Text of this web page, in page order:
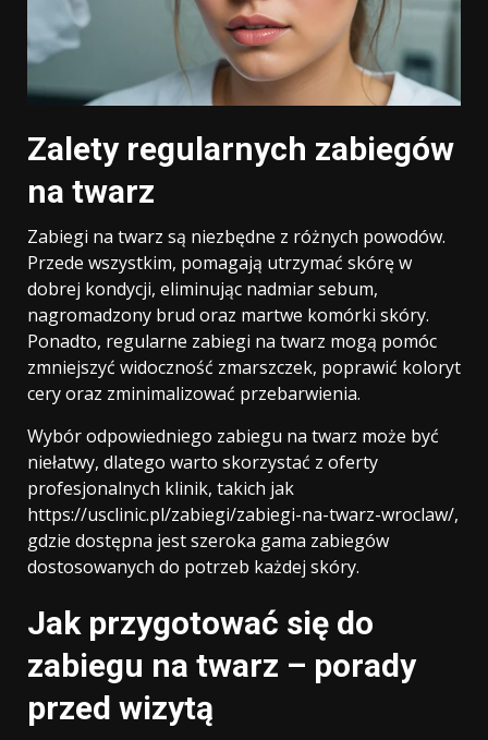
Zalety regularnych zabiegów
na twarz
Zabiegi na twarz są niezbędne z różnych powodów.
Przede wszystkim, pomagają utrzymać skórę w
dobrej kondycji, eliminując nadmiar sebum,
nagromadzony brud oraz martwe komórki skóry.
Ponadto, regularne zabiegi na twarz mogą pomóc
zmniejszyć widoczność zmarszczek, poprawić koloryt
cery oraz zminimalizować przebarwienia.
Wybór odpowiedniego zabiegu na twarz może być
niełatwy, dlatego warto skorzystać z oferty
profesjonalnych klinik, takich jak
https://usclinic.pl/zabiegi/zabiegi-na-twarz-wroclaw/,
gdzie dostępna jest szeroka gama zabiegów
dostosowanych do potrzeb każdej skóry.
Jak przygotować się do
zabiegu na twarz – porady
przed wizytą